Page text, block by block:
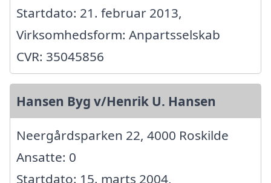
Startdato: 21. februar 2013,
Virksomhedsform: Anpartsselskab
CVR: 35045856
Hansen Byg v/Henrik U. Hansen
Neergårdsparken 22, 4000 Roskilde
Ansatte: 0
Startdato: 15. marts 2004,